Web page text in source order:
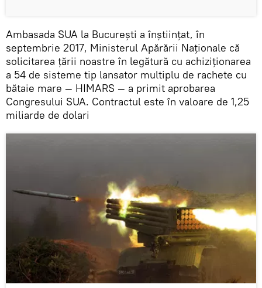
Ambasada SUA la Bucureşti a înştiinţat, în
septembrie 2017, Ministerul Apărării Naţionale că
solicitarea ţării noastre în legătură cu achiziţionarea
a 54 de sisteme tip lansator multiplu de rachete cu
bătaie mare — HIMARS — a primit aprobarea
Congresului SUA. Contractul este în valoare de 1,25
miliarde de dolari